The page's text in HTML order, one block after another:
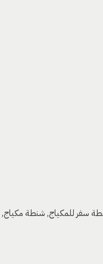
سفر للمكياج,شنطة مكياج,